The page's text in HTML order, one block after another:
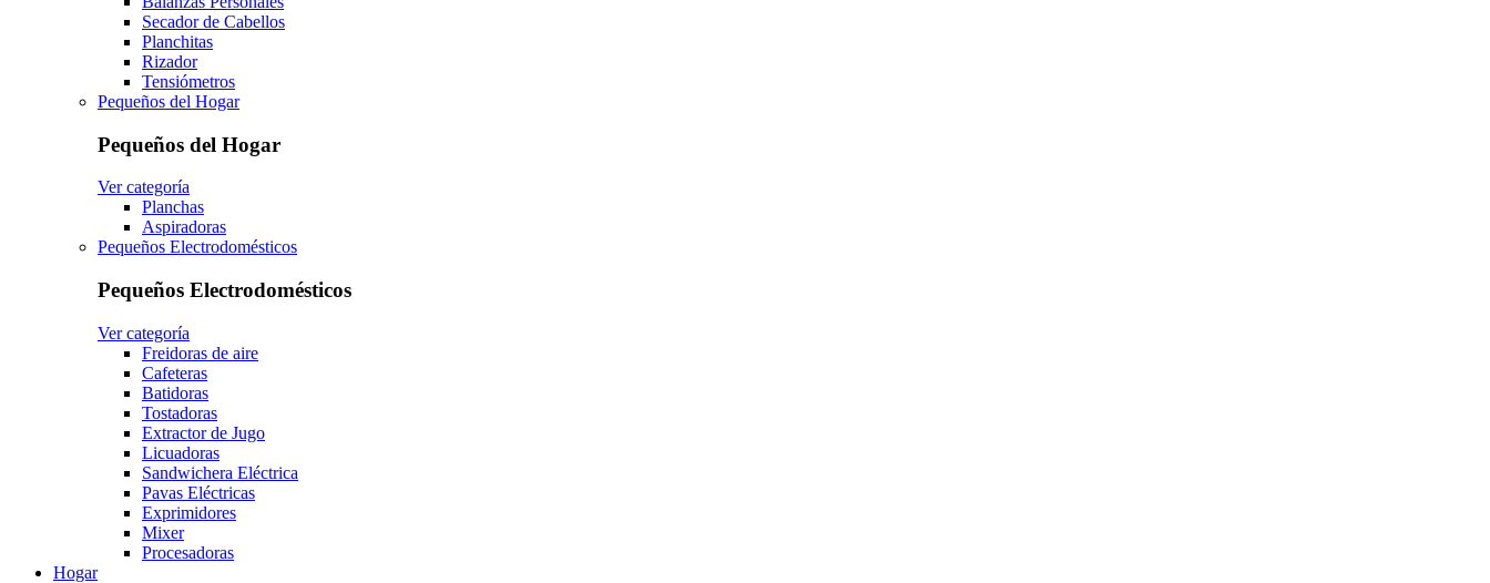
Secador de Cabellos
Planchitas
Rizador
Tensiómetros
Pequeños del Hogar
Pequeños del Hogar
Ver categoría
Planchas
Aspiradoras
Pequeños Electrodomésticos
Pequeños Electrodomésticos
Ver categoría
Freidoras de aire
Cafeteras
Batidoras
Tostadoras
Extractor de Jugo
Licuadoras
Sandwichera Eléctrica
Pavas Eléctricas
Exprimidores
Mixer
Procesadoras
Hogar